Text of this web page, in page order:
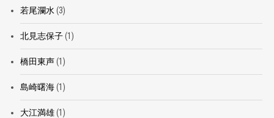
若尾瀾水 (3)
北見志保子(1)
橋田東声(1)
島崎曙海(1)
大江満雄(1)